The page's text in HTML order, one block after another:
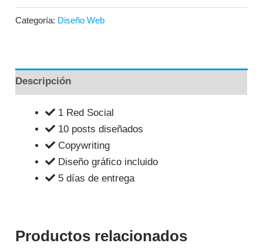
Categoría: Diseño Web
Descripción
1 Red Social
10 posts diseñados
Copywriting
Diseño gráfico incluido
5 días de entrega
Productos relacionados